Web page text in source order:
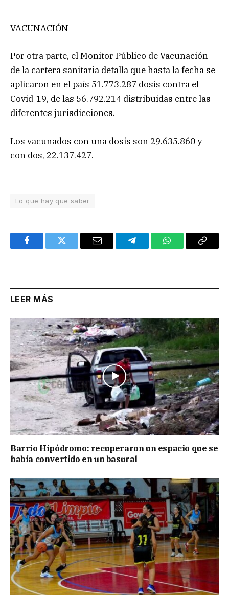
VACUNACIÓN
Por otra parte, el Monitor Público de Vacunación
de la cartera sanitaria detalla que hasta la fecha se
aplicaron en el país 51.773.287 dosis contra el
Covid-19, de las 56.792.214 distribuidas entre las
diferentes jurisdicciones.
Los vacunados con una dosis son 29.635.860 y
con dos, 22.137.427.
Lo que hay que saber
FacebookTwitter Email TelegramWhatsAppCopy
LEER MÁS
Barrio Hipódromo: recuperaron un espacio que se
había convertido en un basural